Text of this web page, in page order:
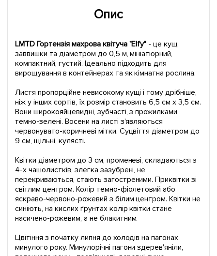
Опис
LMTD Гортензія махрова квітуча "Elfy" - це кущ
заввишки та діаметром до 0,5 м, мініатюрний,
компактний, густий. Ідеально підходить для
вирощування в контейнерах та як кімнатна рослина.
Листя пропорційне невисокому кущі і тому дрібніше,
ніж у інших сортів, їх розмір становить 6,5 см х 3,5 см.
Вони широкояйцевидні, зубчасті, з прожилками,
темно-зелені. Восени на листі з'являються
червонувато-коричневі мітки. Суцвіття діаметром до
9 см, щільні, кулясті.
Квітки діаметром до 3 см, променеві, складаються з
4-х чашолистків, злегка зазубрені, не
перекриваються, стають загостреними. Приквітки зі
світлим центром. Колір темно-фіолетовий або
яскраво-червоно-рожевий з білим центром. Квітки не
синіють, на кислих ґрунтах колір квітки стане
насичено-рожевим, а не блакитним.
Цвітіння з початку липня до холодів на пагонах
минулого року. Минулорічні пагони здерев'яніли,